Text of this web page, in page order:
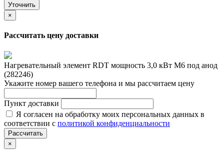
Уточнить
×
Рассчитать цену доставки
Нагревательный элемент RDT мощность 3,0 кВт M6 под анод
(282246)
Укажите номер вашего телефона и мы рассчитаем цену
Пункт доставки
Я согласен на обработку моих персональных данных в
соответствии с политикой конфиденциальности
Рассчитать
×